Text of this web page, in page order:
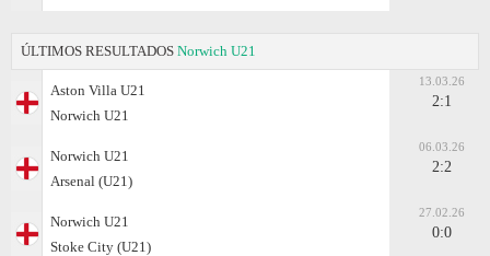
ÚLTIMOS RESULTADOS Norwich U21
Aston Villa U21
Norwich U21
13.03.26
2:1
Norwich U21
Arsenal (U21)
06.03.26
2:2
Norwich U21
Stoke City (U21)
27.02.26
0:0